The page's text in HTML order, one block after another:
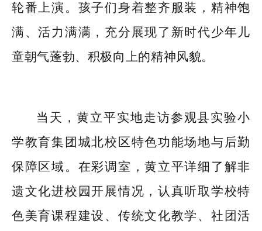
轮番上演。孩子们身着整齐服装，精神饱
满、活力满满，充分展现了新时代少年儿
童朝气蓬勃、积极向上的精神风貌。
当天，黄立平实地走访参观县实验小
学教育集团城北校区特色功能场地与后勤
保障区域。在彩调室，黄立平详细了解非
遗文化进校园开展情况，认真听取学校特
色美育课程建设、传统文化教学、社团活